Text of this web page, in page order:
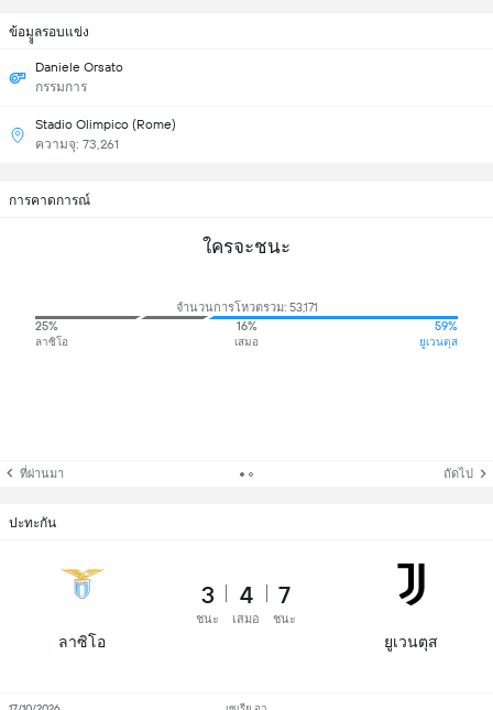
ข้อมููลรอบแข่ง
Daniele Orsato
กรรมการ
Stadio Olimpico (Rome)
ความจุ: 73,261
การคาดการณ์
ใครจะชนะ
จำนวนการโหวตรวม: 53,171
25%
ลาซิโอ
16%
เสมอ
59%
ยูเวนตุส
ที่ผ่านมา ถัดไป
ปะทะกัน
ลาซิโอ
3
ชนะ
4
เสมอ
7
ชนะ
ยูเวนตุส